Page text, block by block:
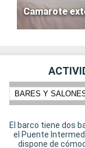
Camarote
BARES Y
El barco tiene dos
el Puente
dispone de